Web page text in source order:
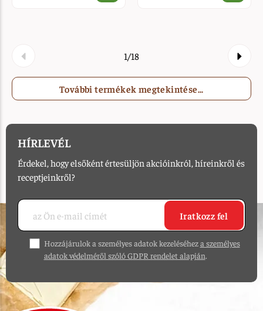
1/18
További termékek megtekintése...
HÍRLEVÉL
Érdekel, hogy elsőként értesüljön akcióinkról, híreinkről és
receptjeinkről?
Iratkozz fel
Hozzájárulok a személyes adatok kezeléséheza személyes
adatok védelméről szóló GDPR rendelet alapján.